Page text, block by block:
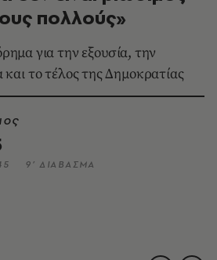
πολλούς»
για την εξουσία, την
και το τέλος της Δημοκρατίας
9’ ΔΙΑΒΑΣΜΑ